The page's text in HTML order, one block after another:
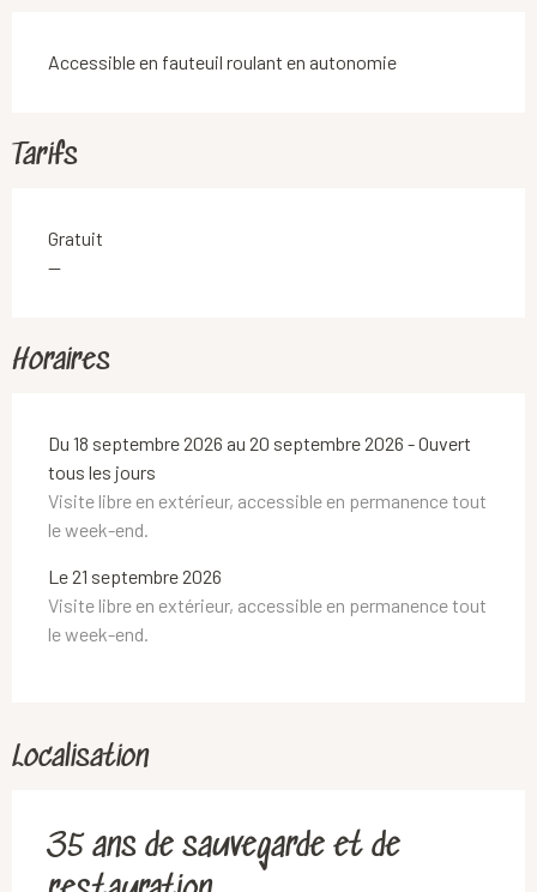
Accessible en fauteuil roulant en autonomie
Tarifs
Gratuit
—
Horaires
Du 18 septembre 2026 au 20 septembre 2026 - Ouvert
tous les jours
Visite libre en extérieur, accessible en permanence tout
le week-end.
Le 21 septembre 2026
Visite libre en extérieur, accessible en permanence tout
le week-end.
Localisation
35 ans de sauvegarde et de